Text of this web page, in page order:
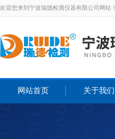
欢迎您来到宁波瑞德检测仪器有限公司网站！
网站首页 关于我们